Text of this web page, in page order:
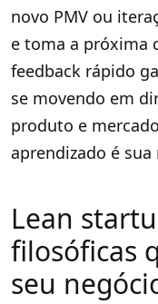
novo PMV ou
e toma a próxima
feedback rápido
se movendo em
produto e
aprendizado é
Lean
filosóficas
seu